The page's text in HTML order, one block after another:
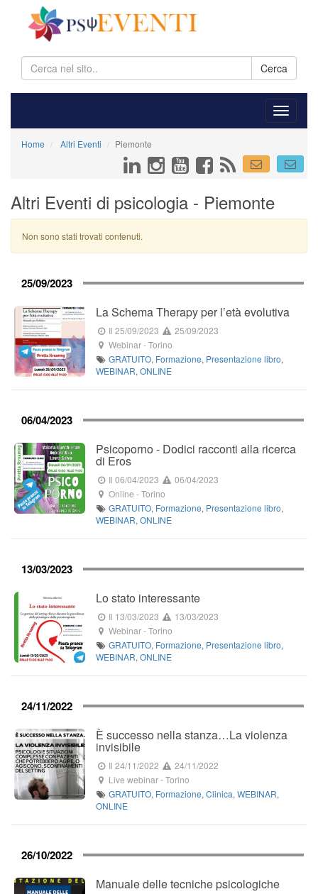
Cerca
Home Altri Eventi Piemonte
Altri Eventi di psicologia - Piemonte
Non sono stati trovati contenuti.
25/09/2023
La Schema Therapy per l’età evolutiva
Il 25/09/2023
25/09/2023
Webinar-Torino
GRATUITO, Formazione, Presentazione libro,
WEBINAR, ONLINE
06/04/2023
Psicoporno - Dodici racconti alla ricerca
di Eros
Il 06/04/2023
06/04/2023
Online -Torino
GRATUITO, Formazione, Presentazione libro,
WEBINAR, ONLINE
13/03/2023
Lo stato interessante
Il 13/03/2023
13/03/2023
Webinar-Torino
GRATUITO, Formazione, Presentazione libro,
WEBINAR, ONLINE
24/11/2022
È successo nella stanza…La violenza
invisibile
Il 24/11/2022
24/11/2022
Live webinar-Torino
GRATUITO, Formazione,Clinica,WEBINAR,
ONLINE
26/10/2022
Manuale delle tecniche psicologiche